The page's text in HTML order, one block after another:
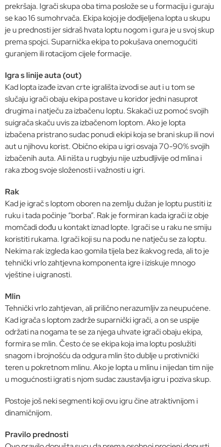
prekršaja. Igrači skupa oba tima poslože se u formaciju i guraju
se kao 16 sumohrvača. Ekipa kojoj je dodijeljena lopta u skupu
je u prednosti jer sidraš hvata loptu nogom i gura je u svoj skup
prema spojci. Suparnička ekipa to pokušava onemogućiti
guranjem ili rotacijom cijele formacije.
Igra s linije auta (out)
Kad lopta izađe izvan crte igrališta izvodi se aut i u tom se
slučaju igrači obaju ekipa postave u koridor jedni nasuprot
drugima i natječu za izbačenu loptu. Skakači uz pomoć svojih
suigrača skaču uvis za izbačenom loptom. Ako je lopta
izbačena pristrano sudac ponudi ekipi koja se brani skup ili novi
aut u njihovu korist. Obično ekipa u igri osvaja 70-90% svojih
izbačenih auta. Ali ništa u rugbyju nije uzbudljivije od mlina i
raka zbog svoje složenosti i važnosti u igri.
Rak
Kad je igrač s loptom oboren na zemlju dužan je loptu pustiti iz
ruku i tada počinje “borba”. Rak je formiran kada igrači iz obje
momčadi dođu u kontakt iznad lopte. Igrači se u raku ne smiju
koristiti rukama. Igrači koji su na podu ne natječu se za loptu.
Nekima rak izgleda kao gomila tijela bez ikakvog reda, ali to je
tehnički vrlo zahtjevna komponenta igre i iziskuje mnogo
vještine i uigranosti.
Mlin
Tehnički vrlo zahtjevan, ali prilično nerazumljiv za neupućene.
Kad igrača s loptom zadrže suparnički igrači, a on se uspije
održati na nogama te se za njega uhvate igrači obaju ekipa,
formira se mlin. Često će se ekipa koja ima loptu poslužiti
snagom i brojnošću da odgura mlin što dublje u protivnički
teren u pokretnom mlinu. Ako je lopta u mlinu i nijedan tim nije
u mogućnosti igrati s njom sudac zaustavlja igru i poziva skup.
Postoje još neki segmenti koji ovu igru čine atraktivnijom i
dinamičnijom.
Pravilo prednosti